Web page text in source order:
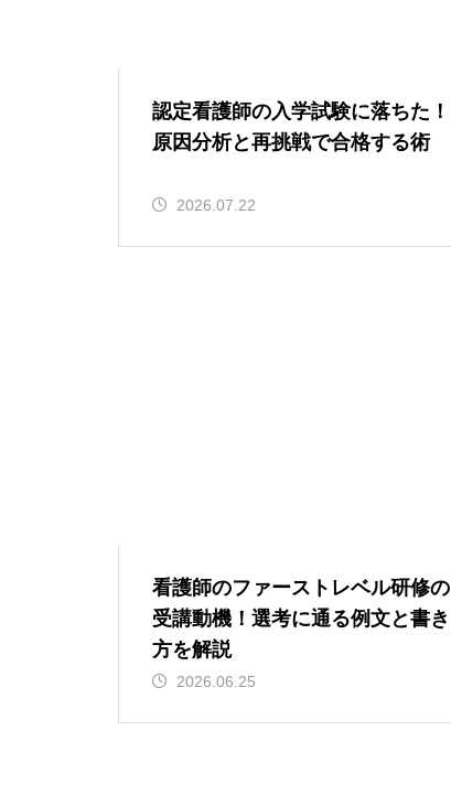
認定看護師の入学試験に落ちた！
原因分析と再挑戦で合格する術
2026.07.22
看護師のファーストレベル研修の
受講動機！選考に通る例文と書き
方を解説
2026.06.25